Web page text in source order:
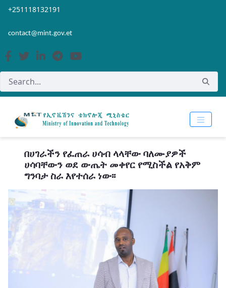
Skip to Main Content
Open Accessibility Menu
+251118132191
contact@mint.gov.et
በሀገራችን የፈጠራ ሀሳብ ላላቸው ባለሙያዎች
ሀሳባቸውን ወደ ውጤት መቀየር የሚስችል የአቅም
ግንባታ ስራ እየተሰራ ነው፡፡